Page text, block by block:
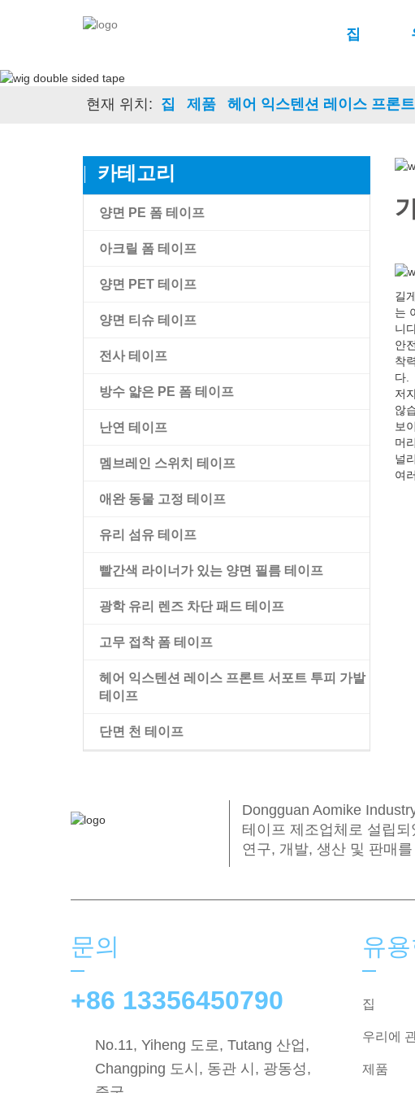
집
현재 위치: 집 제품 헤어 익스텐션 레이스 프론
카테고리
양면 PE 폼 테이프
아크릴 폼 테이프
아크릴 폼 테이프
Amk 고접착 아크릴 폼 테이프
양면 PET 테이프
양면 투명 애완 동물 필름 테이프
양면 블랙 애완 동물 테이프
빨간색 걸레 라이너가 있는 양면 애완 동물 테
양면 티슈 테이프
전사 테이프
방수 얇은 PE 폼 테이프
난연 테이프
멤브레인 스위치 테이프
애완 동물 고정 테이프
유리 섬유 테이프
빨간색 라이너가 있는 양면 필름 테이프
광학 유리 렌즈 차단 패드 테이프
고무 접착 폼 테이프
헤어 익스텐션 레이스 프론트 서포트 투피 가발
테이프
가발 양면 테이프
단면 천 테이프
길
는
니
안
착
다.
저
않
보
머
널
여
Dongguan Aomike
테이프 제조업체로 설립
연구, 개발, 생산 및 판매
문의
+86 13356450790
No.11, Yiheng 도로, Tutang 산업,
Changping 도시, 동관 시, 광동성,
유
집
우리에
제품